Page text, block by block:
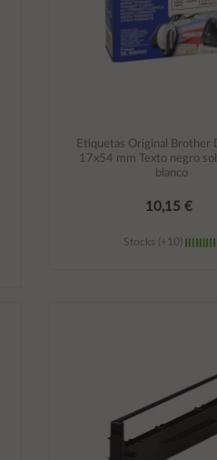
Etiquetas Original Brother
17x54 mm Texto negro
blanco
10,15 €
Stocks (+10)